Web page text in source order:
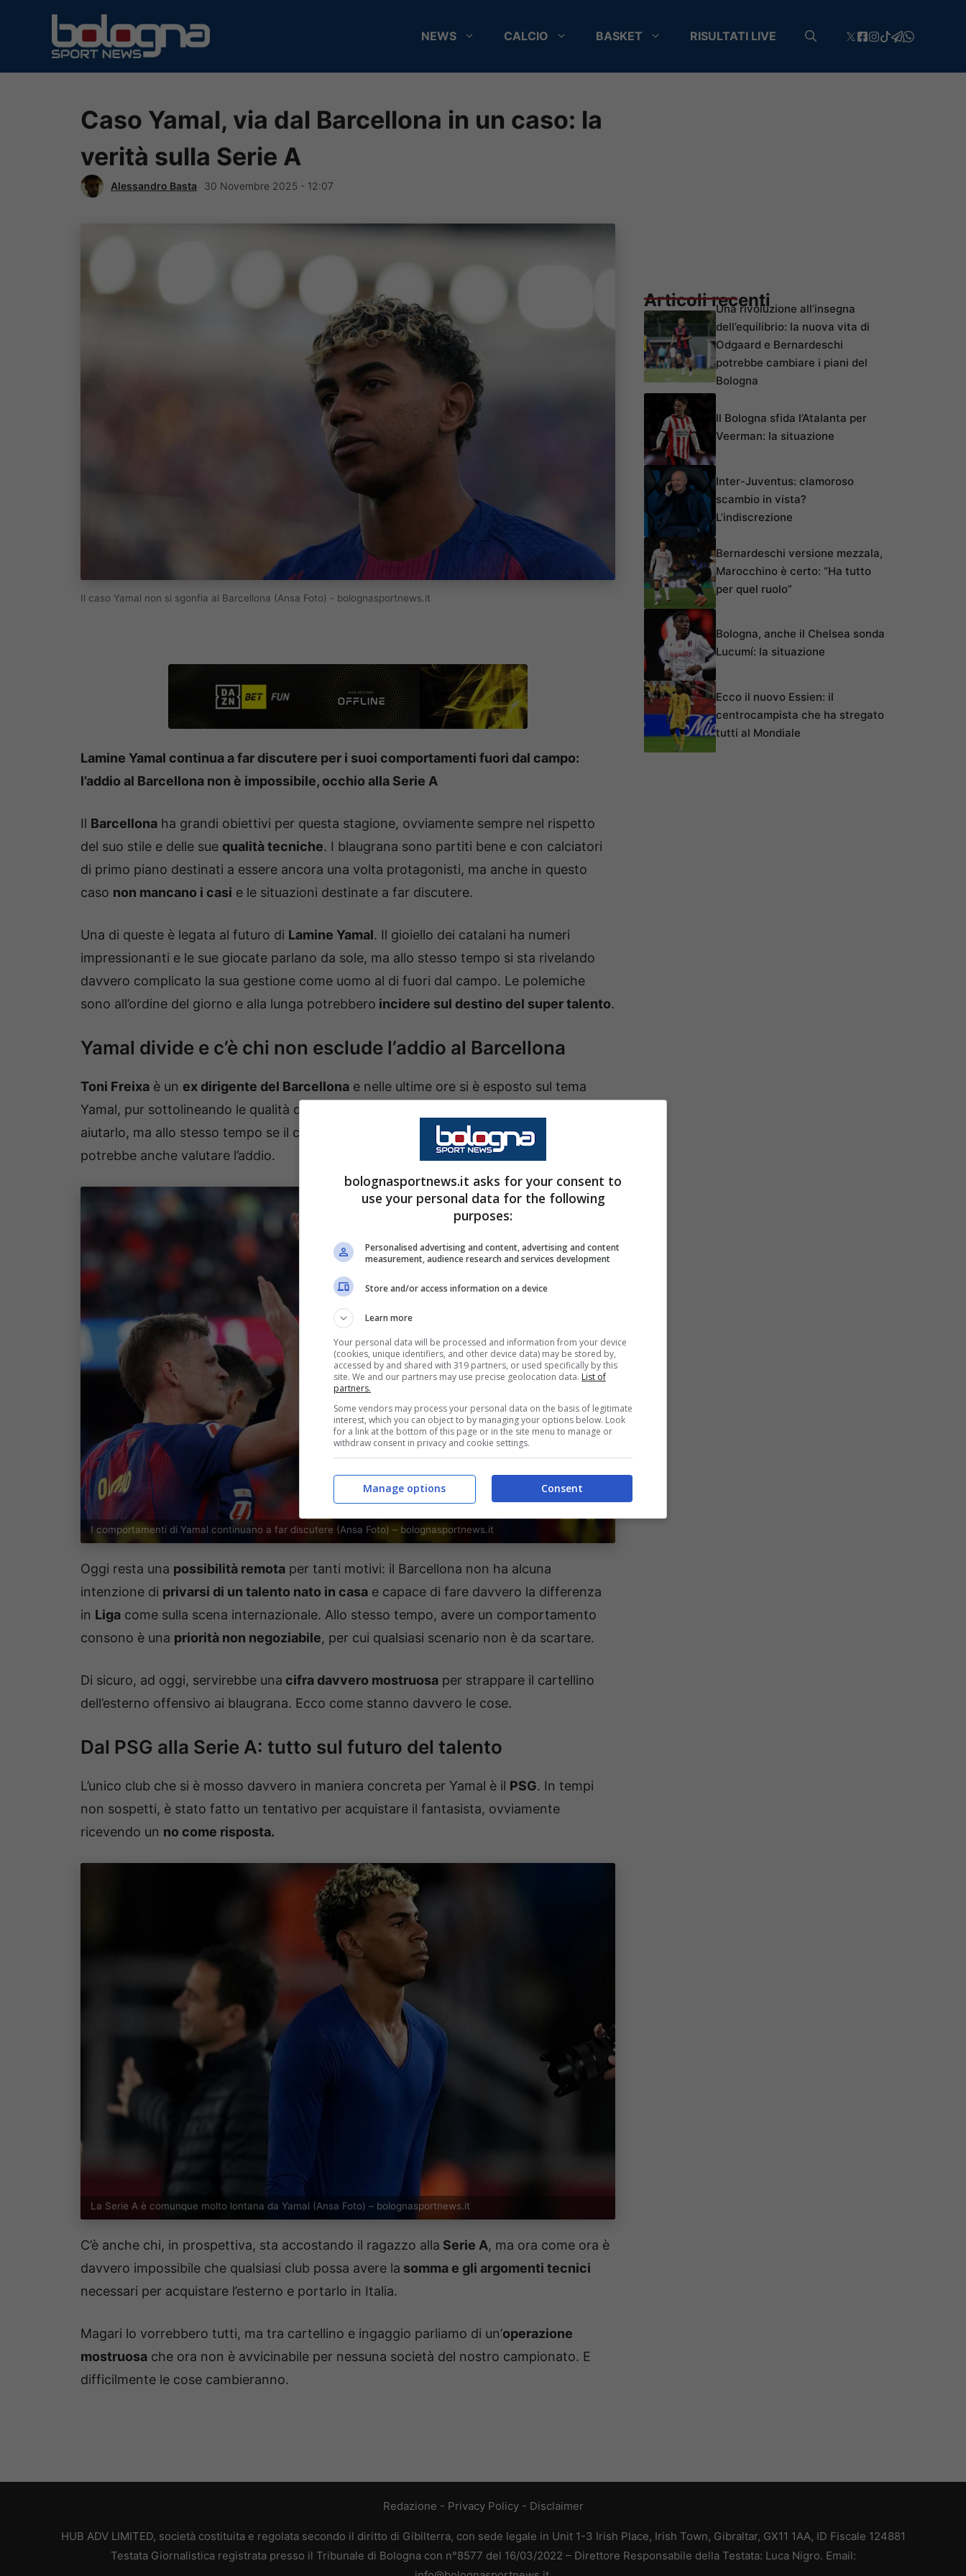
contenuto
NEWS CALCIO BASKET RISULTATI LIVE
Caso Yamal, via dal Barcellona in un caso: la
verità sulla Serie A
Alessandro Basta 30 Novembre 2025 - 12:07
Il caso Yamal non si sgonfia al Barcellona (Ansa Foto) - bolognasportnews.it
Lamine Yamal continua a far discutere per i suoi comportamenti fuori dal campo:
l’addio al Barcellona non è impossibile, occhio alla Serie A
Il Barcellona ha grandi obiettivi per questa stagione, ovviamente sempre nel rispetto
del suo stile e delle sue qualità tecniche. I blaugrana sono partiti bene e con calciatori
di primo piano destinati a essere ancora una volta protagonisti, ma anche in questo
caso non mancano i casi e le situazioni destinate a far discutere.
Una di queste è legata al futuro di Lamine Yamal. Il gioiello dei catalani ha numeri
impressionanti e le sue giocate parlano da sole, ma allo stesso tempo si sta rivelando
davvero complicato la sua gestione come uomo al di fuori dal campo. Le polemiche
sono all’ordine del giorno e alla lunga potrebbero incidere sul destino del super talento.
Yamal divide e c’è chi non esclude l’addio al Barcellona
Toni Freixa è un ex dirigente del Barcellona e nelle ultime ore si è esposto sul tema
Yamal, pur sottolineando le qualità del calciatore. Ha detto che il club può e deve
aiutarlo, ma allo stesso tempo se il calciatore dovesse diventare davvero ingestibile,
potrebbe anche valutare l’addio.
I comportamenti di Yamal continuano a far discutere (Ansa Foto) – bolognasportnews.it
Oggi resta una possibilità remota per tanti motivi: il Barcellona non ha alcuna
intenzione di privarsi di un talento nato in casa e capace di fare davvero la differenza
in Liga come sulla scena internazionale. Allo stesso tempo, avere un comportamento
consono è una priorità non negoziabile, per cui qualsiasi scenario non è da scartare.
Di sicuro, ad oggi, servirebbe una cifra davvero mostruosa per strappare il cartellino
dell’esterno offensivo ai blaugrana. Ecco come stanno davvero le cose.
Dal PSG alla Serie A: tutto sul futuro del talento
L’unico club che si è mosso davvero in maniera concreta per Yamal è il PSG. In tempi
non sospetti, è stato fatto un tentativo per acquistare il fantasista, ovviamente
ricevendo un no come risposta.
La Serie A è comunque molto lontana da Yamal (Ansa Foto) – bolognasportnews.it
C’è anche chi, in prospettiva, sta accostando il ragazzo alla Serie A, ma ora come ora è
davvero impossibile che qualsiasi club possa avere la somma e gli argomenti tecnici
necessari per acquistare l’esterno e portarlo in Italia.
Magari lo vorrebbero tutti, ma tra cartellino e ingaggio parliamo di un’operazione
mostruosa che ora non è avvicinabile per nessuna società del nostro campionato. E
difficilmente le cose cambieranno.
Articoli recentiUna rivoluzione all’insegna
dell’equilibrio: la nuova vita di
Odgaard e Bernardeschi
potrebbe cambiare i piani del
Bologna
Il Bologna sfida l’Atalanta per
Veerman: la situazione
Inter-Juventus: clamoroso
scambio in vista?
L’indiscrezione
Bernardeschi versione mezzala,
Marocchino è certo: “Ha tutto
per quel ruolo”
Bologna, anche il Chelsea sonda
Lucumí: la situazione
Ecco il nuovo Essien: il
centrocampista che ha stregato
tutti al Mondiale
Redazione - Privacy Policy- Disclaimer
HUB ADV LIMITED, società costituita e regolata secondo il diritto di Gibilterra, con sede legale in Unit 1-3 Irish Place, Irish Town, Gibraltar, GX11 1AA, ID Fiscale 124881
Testata Giornalistica registrata presso il Tribunale di Bologna con n°8577 del 16/03/2022 – Direttore Responsabile della Testata: Luca Nigro. Email:
bolognasportnews.it asks for your consent to
use your personal data for the following
purposes:
Personalised advertising and content, advertising and content
measurement, audience research and services development
Store and/or access information on a device
Learn more
Your personal data will be processed and information from your device
(cookies, unique identifiers, and other device data) may be stored by,
accessed by and shared with 319 partners, or used specifically by this
site. We and our partners may use precise geolocation data. List of
partners.
Some vendors may process your personal data on the basis of legitimate
interest, which you can object to by managing your options below. Look
for a link at the bottom of this page or in the site menu to manage or
withdraw consent in privacy and cookie settings.
Consent
Manage options